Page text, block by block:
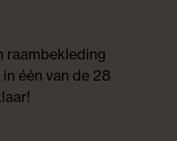
raambekleding
één van de 28